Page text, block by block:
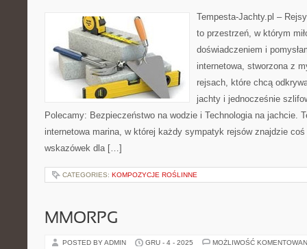
Tempesta-Jachty.pl –
to przestrzeń, w którym
doświadczeniem i
internetowa, stworzona z
rejsach, które chcą
jachty i jednocześnie
Polecamy: Bezpieczeństwo na wodzie i Technologia na jachcie.
internetowa marina, w której każdy sympatyk rejsów znajdzie
wskazówek dla […]
CATEGORIES: KOMPOZYCJE ROŚLINNE
MMORPG
POSTED BY ADMIN GRU - 4 - 2025 MOŻLIWOŚĆ